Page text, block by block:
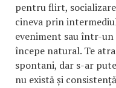
pentru flirt,
cineva prin
eveniment sau într-
începe natural. Te
spontani, dar s-ar
nu există și